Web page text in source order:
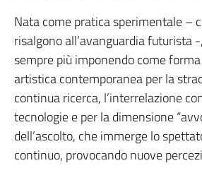
Nata come pratica sperimentale –
risalgono all’avanguardia futurista
sempre più imponendo come
artistica contemporanea per la
continua ricerca, l’interrelazione
tecnologie e per la dimensione
dell’ascolto, che immerge lo
continuo, provocando nuove